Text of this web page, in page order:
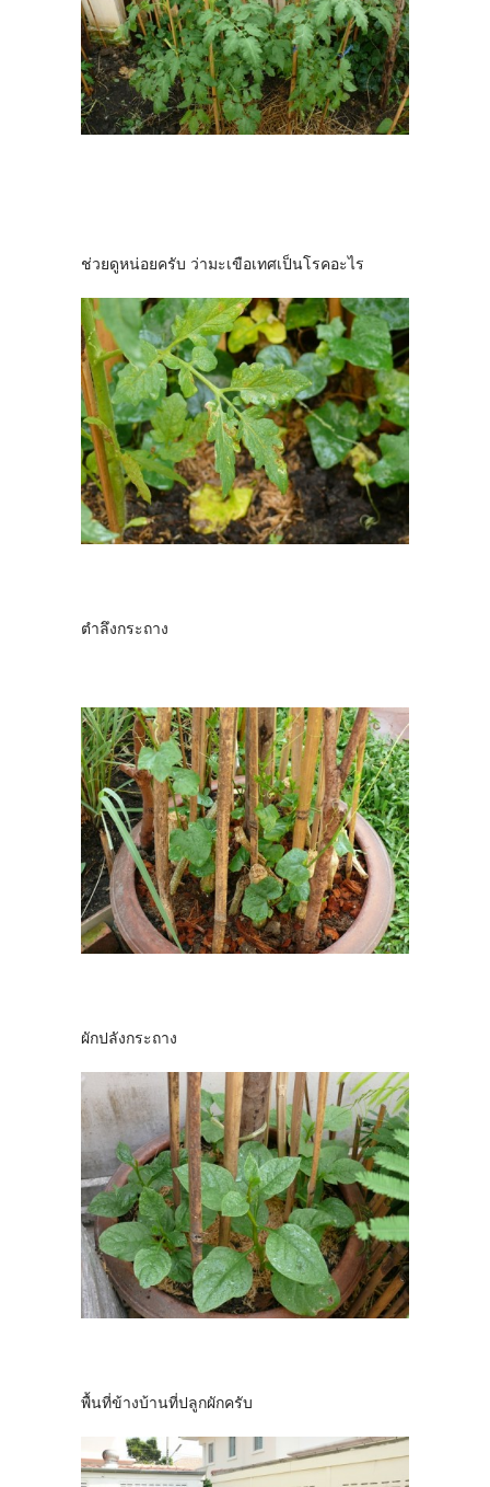
ช่วยดูหน่อยครับ ว่ามะเขือเทศเป็นโรคอะไร
ตำลึงกระถาง
ผักปลังกระถาง
พื้นที่ข้างบ้านที่ปลูกผักครับ